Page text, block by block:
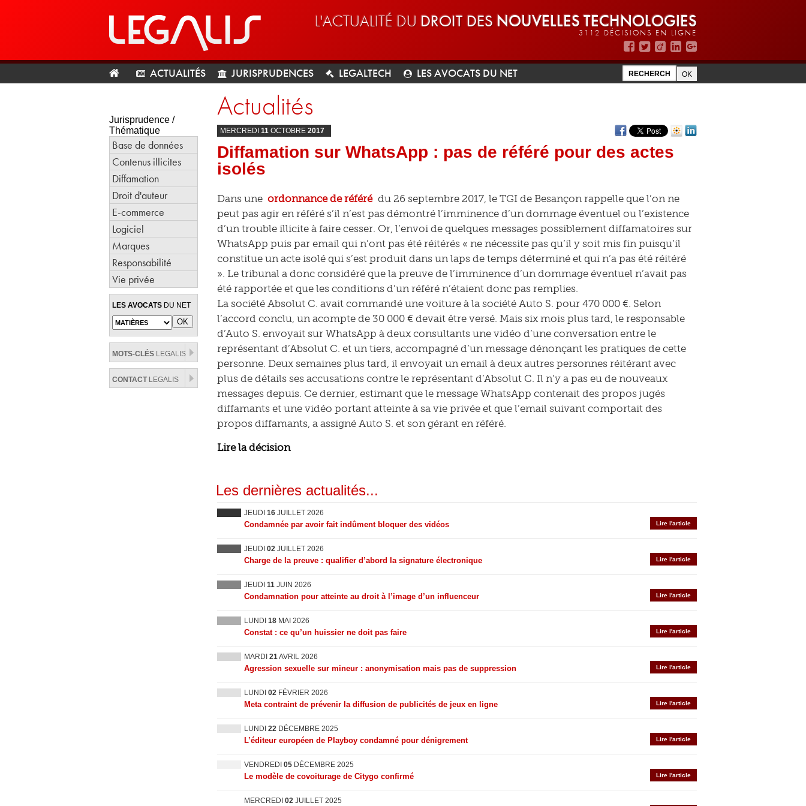
L'ACTUALITÉ DU DROIT DES NOUVELLES TECHNOLOGIES
3112 DÉCISIONS EN LIGNE
ACTUALITÉS JURISPRUDENCES LEGALTECH LES AVOCATS DU NET
Jurisprudence /
Thématique
Base de données
Contenus illicites
Diffamation
Droit d'auteur
E-commerce
Logiciel
Marques
Responsabilité
Vie privée
LES AVOCATS DU NET
MOTS-CLÉS LEGALIS
CONTACTLEGALIS
Actualités
MERCREDI 11 OCTOBRE 2017
Diffamation sur WhatsApp : pas de référé pour des actes
isolés
Dans une ordonnance de référé du 26 septembre 2017, le TGI de Besançon rappelle que l’on ne
peut pas agir en référé s’il n’est pas démontré l’imminence d’un dommage éventuel ou l’existence
d’un trouble illicite à faire cesser. Or, l’envoi de quelques messages possiblement diffamatoires sur
WhatsApp puis par email qui n’ont pas été réitérés « ne nécessite pas qu’il y soit mis fin puisqu’il
constitue un acte isolé qui s’est produit dans un laps de temps déterminé et qui n’a pas été réitéré
». Le tribunal a donc considéré que la preuve de l’imminence d’un dommage éventuel n’avait pas
été rapportée et que les conditions d’un référé n’étaient donc pas remplies.
La société Absolut C. avait commandé une voiture à la société Auto S. pour 470 000 €. Selon
l’accord conclu, un acompte de 30 000 € devait être versé. Mais six mois plus tard, le responsable
d’Auto S. envoyait sur WhatsApp à deux consultants une vidéo d’une conversation entre le
représentant d’Absolut C. et un tiers, accompagné d’un message dénonçant les pratiques de cette
personne. Deux semaines plus tard, il envoyait un email à deux autres personnes réitérant avec
plus de détails ses accusations contre le représentant d’Absolut C. Il n’y a pas eu de nouveaux
messages depuis. Ce dernier, estimant que le message WhatsApp contenait des propos jugés
diffamants et une vidéo portant atteinte à sa vie privée et que l’email suivant comportait des
propos diffamants, a assigné Auto S. et son gérant en référé.
Lire la décision
Les dernières actualités...
JEUDI 16 JUILLET 2026
Lire l'article
Condamnée par avoir fait indûment bloquer des vidéos
JEUDI 02 JUILLET 2026
Lire l'article
Charge de la preuve : qualifier d’abord la signature électronique
JEUDI 11 JUIN 2026
Lire l'article
Condamnation pour atteinte au droit à l’image d’un influenceur
LUNDI 18 MAI 2026
Lire l'article
Constat : ce qu’un huissier ne doit pas faire
MARDI 21AVRIL 2026
Lire l'article
Agression sexuelle sur mineur : anonymisation mais pas de suppression
LUNDI 02 FÉVRIER 2026
Lire l'article
Meta contraint de prévenir la diffusion de publicités de jeux en ligne
LUNDI 22 DÉCEMBRE 2025
Lire l'article
L’éditeur européen de Playboy condamné pour dénigrement
VENDREDI 05 DÉCEMBRE 2025
Lire l'article
Le modèle de covoiturage de Citygo confirmé
MERCREDI 02 JUILLET 2025